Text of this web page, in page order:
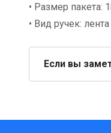
• Размер пакета:
• Вид ручек: лента
Если вы